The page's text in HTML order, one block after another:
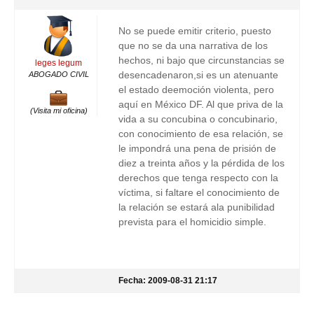
leges legum
ABOGADO CIVIL
(Visita mi oficina)
No se puede emitir criterio, puesto
que no se da una narrativa de los
hechos, ni bajo que circunstancias se
desencadenaron,si es un atenuante
el estado deemoción violenta, pero
aquí en México DF. Al que priva de la
vida a su concubina o concubinario,
con conocimiento de esa relación, se
le impondrá una pena de prisión de
diez a treinta años y la pérdida de los
derechos que tenga respecto con la
víctima, si faltare el conocimiento de
la relación se estará ala punibilidad
prevista para el homicidio simple.
Fecha: 2009-08-31 21:17